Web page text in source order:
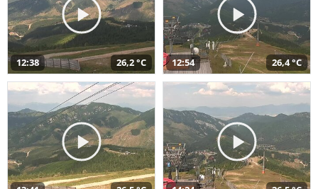
12:38 26,2 °C 12:54 26,4 °C